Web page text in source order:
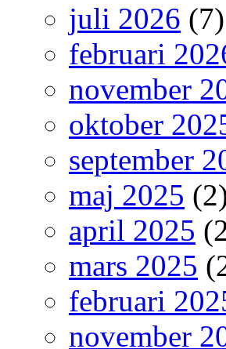
juli 2026 (7)
februari
november
oktober
september
maj 2025
april 2025
mars 2025
februari
november